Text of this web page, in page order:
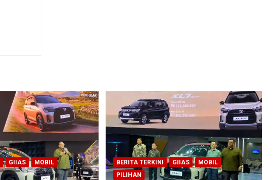
GIIAS
MOBIL
BERITA TERKINI GIIAS
MOBIL
PILIHAN